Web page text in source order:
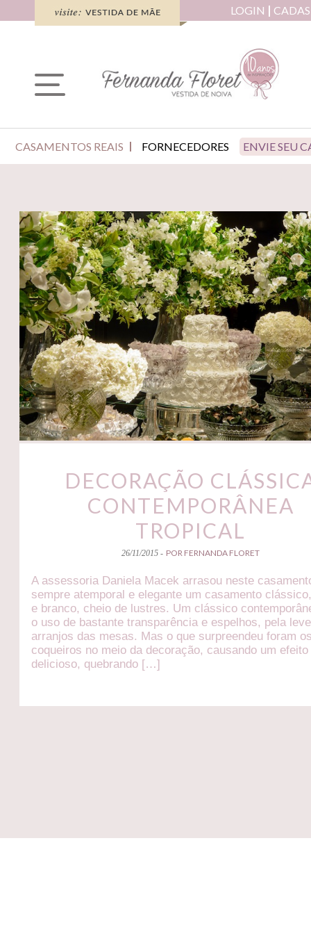
LOGIN
CASAMENTOS REAIS FORNECEDORES ENVIE SEU
DECORAÇÃO
CONTEMPORÂNEA
TROPICAL
26/11/2015 - POR FERNANDA FLORET
A assessoria Daniela Macek arrasou neste
sempre atemporal e elegante um casamento
e branco, cheio de lustres. Um clássico
o uso de bastante transparência e espelhos, pela
arranjos das mesas. Mas o que surpreendeu foram
coqueiros no meio da decoração, causando um
delicioso, quebrando […]